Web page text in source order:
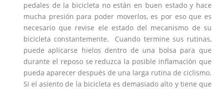
pedales de la bicicleta no están en buen estado y hace
mucha presión para poder moverlos, es por eso que es
necesario que revise ele estado del mecanismo de su
bicicleta constantemente. Cuando termine sus rutinas,
puede aplicarse hielos dentro de una bolsa para que
durante el reposo se reduzca la posible inflamación que
pueda aparecer después de una larga rutina de ciclismo.
Si el asiento de la bicicleta es demasiado alto y tiene que